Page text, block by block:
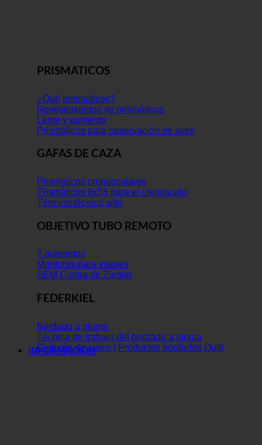
PRISMATICOS
¿Qué prismáticos?
Revestimientos de prismáticos
Lente y aumento
Prismáticos para observación de aves
GAFAS DE CAZA
Prismáticos crepusculares
Prismáticos 8x56 para el crepúsculo
Término técnico wiki
OBJETIVO TUBO REMOTO
7 aumentos
Monturas para visores
SEM Contra de Ziegler
FEDERKIEL
Bordado a pluma
Técnica de trabajo del bordado a pluma
Cinturón de cuero | Productos bordados Quill
INFORMACIÓN